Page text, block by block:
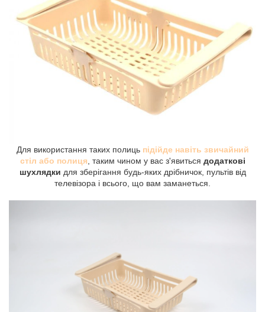
Для використання таких полиць підійде навіть звичайний
стіл або полиця , таким чином у вас з'явиться додаткові
шухлядки для зберігання будь-яких дрібничок, пультів від
телевізора і всього, що вам заманеться.